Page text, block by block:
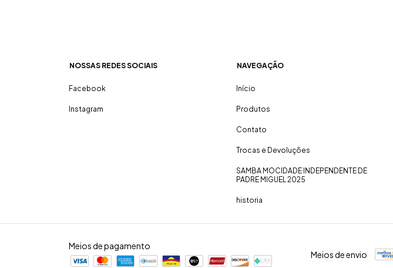
NOSSAS REDES SOCIAIS
Facebook
Instagram
NAVEGAÇÃO
Início
Produtos
Contato
Trocas e Devoluções
SAMBA MOCIDADE INDEPENDENTE DE
PADRE MIGUEL 2025
historia
Meios de pagamento
Meios de envio